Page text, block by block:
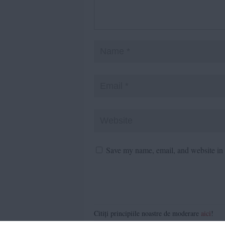
Save my name, email, and website
Citiți principiile noastre de moderare aici!